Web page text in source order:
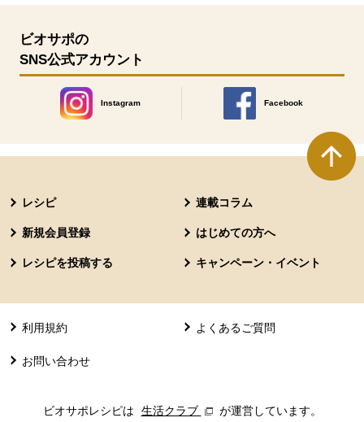
ビオサポの
SNS公式アカウント
Instagram
別のウィンドウで開きます。
Facebook
レシピ 連載コラム
新規会員登録 はじめての方へ
レシピを投稿する キャンペーン・イベント
利用規約 よくあるご質問
お問い合わせ
ビオサポレシピは 生活クラブ 別のウィンドウで開きます。
が運営しています。